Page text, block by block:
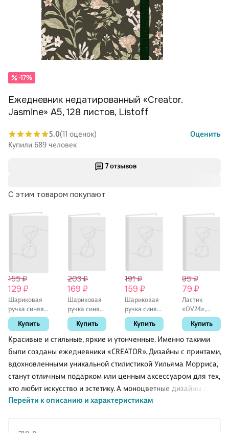
7 отзывов
Красивые и стильные, яркие и утонченные. Именно такими
были созданы ежедневники «CREATOR». Дизайны с принтами,
вдохновленными уникальной стилистикой Уильяма Морриса,
станут отличным подарком или ценным аксессуаром для тех,
кто любит искусство и эстетику. А моноцветные дизайны с
саркастичными цитатами подойдут ценителям юмора и
Перейти к описанию и характеристикам
С этим товаром покупают
155 ₽
129 ₽
Шариковая
ручка синяя
0,5 мм, MC
Gold,
MunHwa
Купить
203 ₽
169 ₽
Шариковая
ручка синяя
автоматическая
0,7 мм, April,
Be Smart
Купить
191 ₽
159 ₽
Шариковая
ручка синяя
0,7 мм, BPS-
GP-F L, Pilot
Купить
95 ₽
79 ₽
Ластик
«OV24»,
Factis,
овальный,
мягкий
Купить
-17%
Ежедневник недатированный «Creator.
Jasmine» А5, 128 листов, Listoff
5.0(11 оценок)
Оценить
Купили 689 человек